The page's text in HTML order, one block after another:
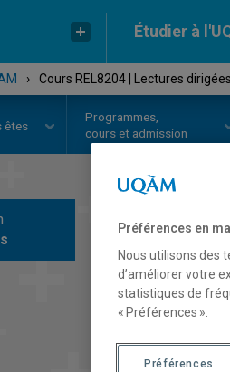
Étudier à
› Cours REL8204 | Lectures
êtes
Programmes,
cours et admission
Préférences en
Nous utilisons des
d’améliorer votre
statistiques de
« Préférences ».
Préférences